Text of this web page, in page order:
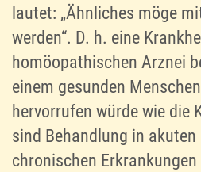
lautet: „Ähnliches möge
werden“. D. h. eine
homöopathischen Arznei
einem gesunden
hervorrufen würde wie die
sind Behandlung in
chronischen